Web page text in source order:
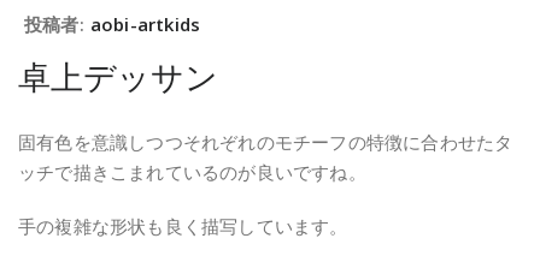
投稿者: aobi-artkids
卓上デッサン
固有色を意識しつつそれぞれのモチーフの特徴に合わせたタ
ッチで描きこまれているのが良いですね。
手の複雑な形状も良く描写しています。